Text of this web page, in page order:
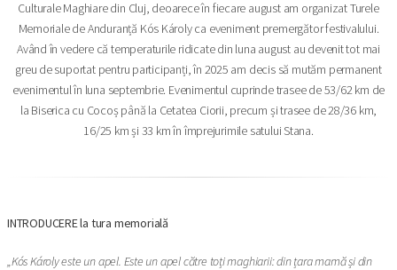
Culturale Maghiare din Cluj, deoarece în fiecare august am organizat Turele
Memoriale de Anduranță Kós Károly ca eveniment premergător festivalului.
Având în vedere că temperaturile ridicate din luna august au devenit tot mai
greu de suportat pentru participanți, în 2025 am decis să mutăm permanent
evenimentul în luna septembrie. Evenimentul cuprinde trasee de 53/62 km de
la Biserica cu Cocoș până la Cetatea Ciorii, precum și trasee de 28/36 km,
16/25 km și 33 km în împrejurimile satului Stana.
INTRODUCERE la tura memorială
„Kós Károly este un apel. Este un apel către toți maghiarii: din țara mamă și din